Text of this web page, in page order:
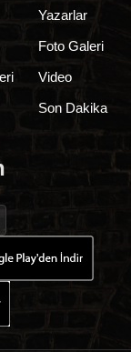
Yazarlar
Foto Galeri
Video
Son Dakika